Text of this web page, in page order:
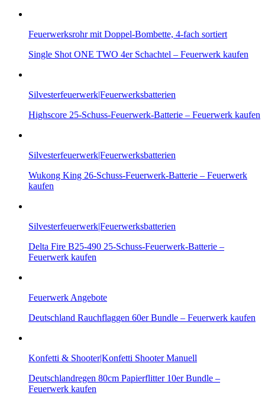
Feuerwerksrohr mit Doppel-Bombette, 4-fach sortiert
Single Shot ONE TWO 4er Schachtel – Feuerwerk kaufen
Silvesterfeuerwerk|Feuerwerksbatterien
Highscore 25-Schuss-Feuerwerk-Batterie – Feuerwerk kaufen
Silvesterfeuerwerk|Feuerwerksbatterien
Wukong King 26-Schuss-Feuerwerk-Batterie – Feuerwerk
kaufen
Silvesterfeuerwerk|Feuerwerksbatterien
Delta Fire B25-490 25-Schuss-Feuerwerk-Batterie –
Feuerwerk kaufen
Feuerwerk Angebote
Deutschland Rauchflaggen 60er Bundle – Feuerwerk kaufen
Konfetti & Shooter|Konfetti Shooter Manuell
Deutschlandregen 80cm Papierflitter 10er Bundle –
Feuerwerk kaufen